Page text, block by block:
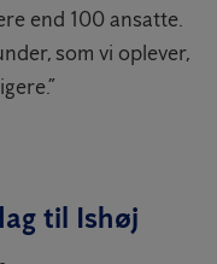
end 100 ansatte.
som vi oplever,
til Ishøj